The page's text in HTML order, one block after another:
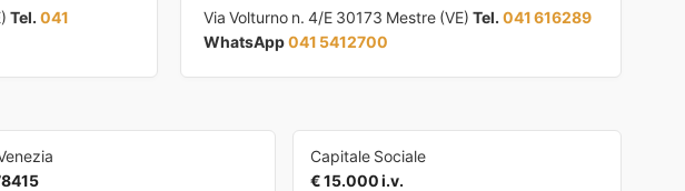
Tel. 041
Via Volturno n. 4/E 30173 Mestre (VE)Tel. 041 616289
WhatsApp041 5412700
Capitale Sociale
€ 15.000 i.v.